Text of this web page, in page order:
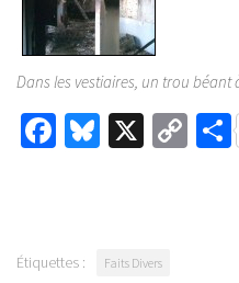
Dans les vestiaires, un trou
Facebook
Bluesky
X
Copy
Étiquettes : Faits Divers